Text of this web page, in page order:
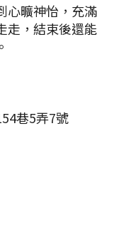
心曠神怡，充滿
走，結束後還能
巷5弄7號